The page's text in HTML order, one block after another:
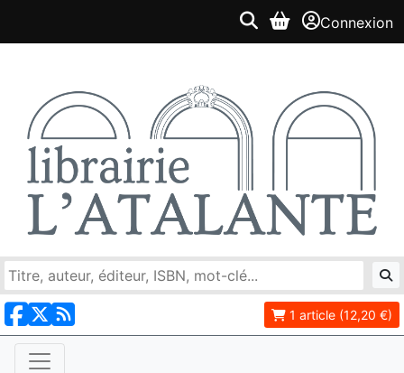
Connexion
1 article (12,20 €)